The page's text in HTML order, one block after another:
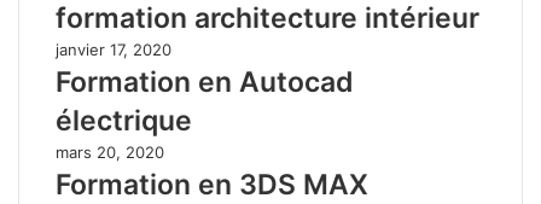
formation architecture intérieur
janvier 17, 2020
Formation en Autocad
électrique
mars 20, 2020
Formation en 3DS MAX